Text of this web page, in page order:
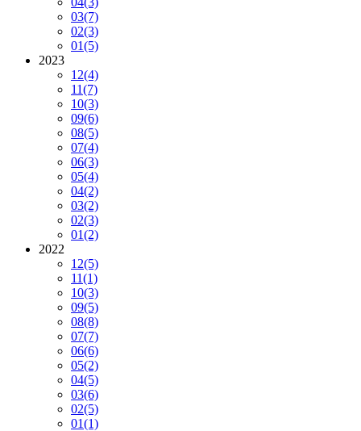
03(7)
02(3)
01(5)
2023
12(4)
11(7)
10(3)
09(6)
08(5)
07(4)
06(3)
05(4)
04(2)
03(2)
02(3)
01(2)
2022
12(5)
11(1)
10(3)
09(5)
08(8)
07(7)
06(6)
05(2)
04(5)
03(6)
02(5)
01(1)